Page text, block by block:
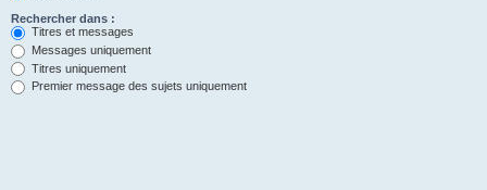
Rechercher dans :
Titres et messages
Messages uniquement
Titres uniquement
Premier message des sujets uniquement